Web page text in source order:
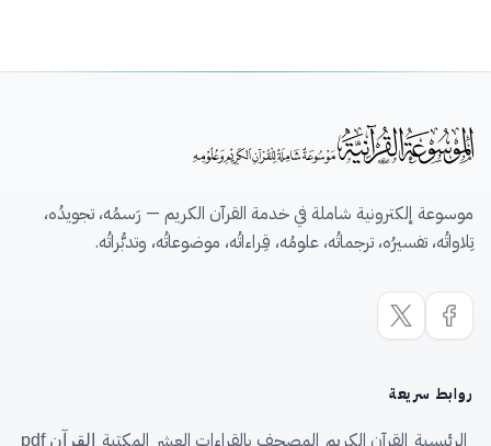
موسوعة إلكترونية شاملة في خدمة القرآن الكريم — رَسمُه، تجويدُه،
تِلاواتُه، تفسيرُه، ترجماتُه، علومُه، قِراءاتُه، موضوعاتُه، وتدبُّراتُه.
روابط سريعة
الرئيسية القرآن الكريم المصحف بالقراءات العشر المكتبة القرآن pdf